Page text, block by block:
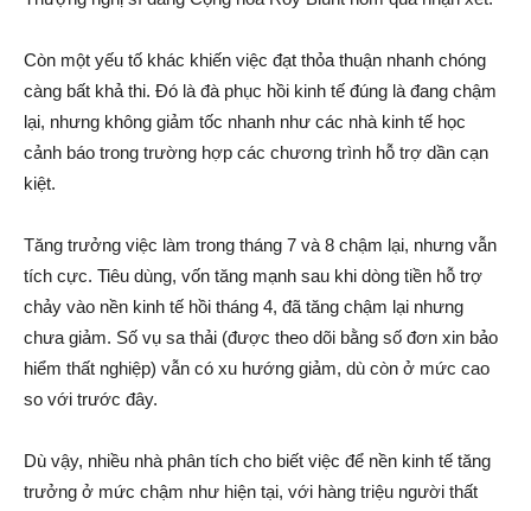
Còn một yếu tố khác khiến việc đạt thỏa thuận nhanh chóng
càng bất khả thi. Đó là đà phục hồi kinh tế đúng là đang chậm
lại, nhưng không giảm tốc nhanh như các nhà kinh tế học
cảnh báo trong trường hợp các chương trình hỗ trợ dần cạn
kiệt.
Tăng trưởng việc làm trong tháng 7 và 8 chậm lại, nhưng vẫn
tích cực. Tiêu dùng, vốn tăng mạnh sau khi dòng tiền hỗ trợ
chảy vào nền kinh tế hồi tháng 4, đã tăng chậm lại nhưng
chưa giảm. Số vụ sa thải (được theo dõi bằng số đơn xin bảo
hiểm thất nghiệp) vẫn có xu hướng giảm, dù còn ở mức cao
so với trước đây.
Dù vậy, nhiều nhà phân tích cho biết việc để nền kinh tế tăng
trưởng ở mức chậm như hiện tại, với hàng triệu người thất